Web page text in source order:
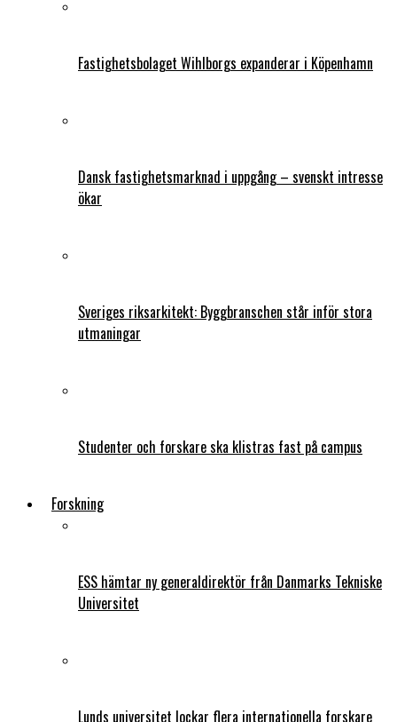
Fastighetsbolaget Wihlborgs expanderar i Köpenhamn
Dansk fastighetsmarknad i uppgång – svenskt intresse
ökar
Sveriges riksarkitekt: Byggbranschen står inför stora
utmaningar
Studenter och forskare ska klistras fast på campus
Forskning
ESS hämtar ny generaldirektör från Danmarks Tekniske
Universitet
Lunds universitet lockar flera internationella forskare